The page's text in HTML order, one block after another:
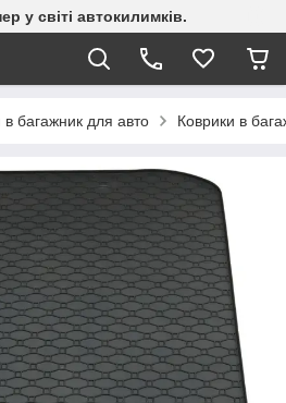
у світі автокилимків.
в багажник для авто Коврики в